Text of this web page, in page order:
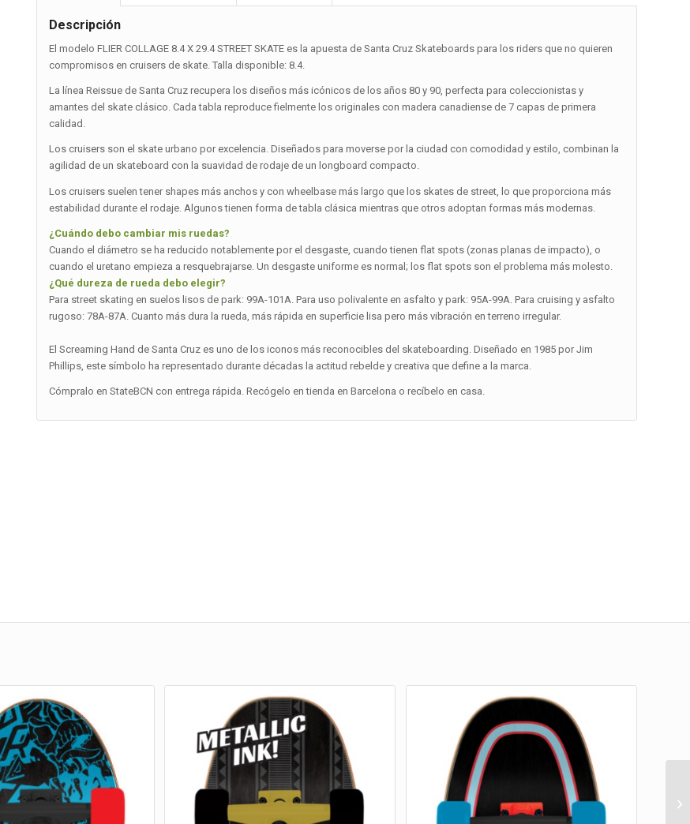
Descripción
El modelo FLIER COLLAGE 8.4 X 29.4 STREET SKATE es la apuesta de Santa Cruz Skateboards para los riders que no quieren
compromisos en cruisers de skate. Talla disponible: 8.4.
La línea Reissue de Santa Cruz recupera los diseños más icónicos de los años 80 y 90, perfecta para coleccionistas y
amantes del skate clásico. Cada tabla reproduce fielmente los originales con madera canadiense de 7 capas de primera
calidad.
Los cruisers son el skate urbano por excelencia. Diseñados para moverse por la ciudad con comodidad y estilo, combinan la
agilidad de un skateboard con la suavidad de rodaje de un longboard compacto.
Los cruisers suelen tener shapes más anchos y con wheelbase más largo que los skates de street, lo que proporciona más
estabilidad durante el rodaje. Algunos tienen forma de tabla clásica mientras que otros adoptan formas más modernas.
¿Cuándo debo cambiar mis ruedas?
Cuando el diámetro se ha reducido notablemente por el desgaste, cuando tienen flat spots (zonas planas de impacto), o
cuando el uretano empieza a resquebrajarse. Un desgaste uniforme es normal; los flat spots son el problema más molesto.
¿Qué dureza de rueda debo elegir?
Para street skating en suelos lisos de park: 99A-101A. Para uso polivalente en asfalto y park: 95A-99A. Para cruising y asfalto
rugoso: 78A-87A. Cuanto más dura la rueda, más rápida en superficie lisa pero más vibración en terreno irregular.
El Screaming Hand de Santa Cruz es uno de los iconos más reconocibles del skateboarding. Diseñado en 1985 por Jim
Phillips, este símbolo ha representado durante décadas la actitud rebelde y creativa que define a la marca.
Cómpralo en StateBCN con entrega rápida. Recógelo en tienda en Barcelona o recíbelo en casa.